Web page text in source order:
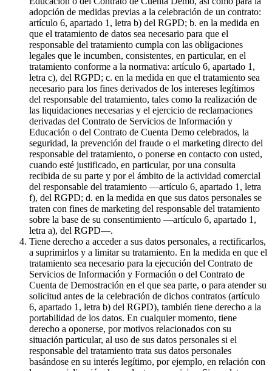
adopción de medidas previas a la celebración de un contrato:
artículo 6, apartado 1, letra b) del RGPD; b. en la medida en
que el tratamiento de datos sea necesario para que el
responsable del tratamiento cumpla con las obligaciones
legales que le incumben, consistentes, en particular, en el
tratamiento conforme a la normativa: artículo 6, apartado 1,
letra c), del RGPD; c. en la medida en que el tratamiento sea
necesario para los fines derivados de los intereses legítimos
del responsable del tratamiento, tales como la realización de
las liquidaciones necesarias y el ejercicio de reclamaciones
derivadas del Contrato de Servicios de Información y
Educación o del Contrato de Cuenta Demo celebrados, la
seguridad, la prevención del fraude o el marketing directo del
responsable del tratamiento, o ponerse en contacto con usted,
cuando esté justificado, en particular, por una consulta
recibida de su parte y por el ámbito de la actividad comercial
del responsable del tratamiento —artículo 6, apartado 1, letra
f), del RGPD; d. en la medida en que sus datos personales se
traten con fines de marketing del responsable del tratamiento
sobre la base de su consentimiento —artículo 6, apartado 1,
letra a), del RGPD—.
Tiene derecho a acceder a sus datos personales, a rectificarlos,
a suprimirlos y a limitar su tratamiento. En la medida en que el
tratamiento sea necesario para la ejecución del Contrato de
Servicios de Información y Formación o del Contrato de
Cuenta de Demostración en el que sea parte, o para atender su
solicitud antes de la celebración de dichos contratos (artículo
6, apartado 1, letra b) del RGPD), también tiene derecho a la
portabilidad de los datos. En cualquier momento, tiene
derecho a oponerse, por motivos relacionados con su
situación particular, al uso de sus datos personales si el
responsable del tratamiento trata sus datos personales
basándose en su interés legítimo, por ejemplo, en relación con